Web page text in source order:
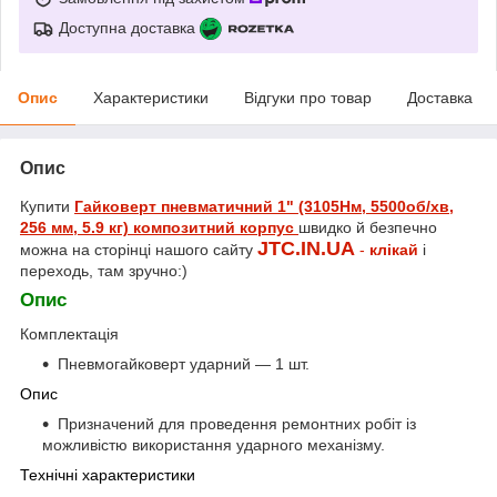
Доступна доставка
Опис Характеристики Відгуки про товар Доставка
Опис
Купити Гайковерт пневматичний 1" (3105Нм, 5500об/хв,
256 мм, 5.9 кг) композитний корпус швидко й безпечно
можна на сторінці нашого сайту JTC.IN.UA - клікай і
переходь, там зручно:)
Опис
Комплектація
Пневмогайковерт ударний — 1 шт.
Опис
Призначений для проведення ремонтних робіт із
можливістю використання ударного механізму.
Технічні характеристики